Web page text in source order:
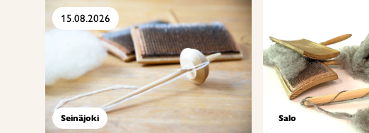
15.08.2026
Seinäjoki Salo